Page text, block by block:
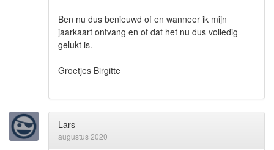
Ben nu dus benieuwd of en wanneer ik mijn
jaarkaart ontvang en of dat het nu dus volledig
gelukt is.
Groetjes Birgitte
Lars
augustus 2020